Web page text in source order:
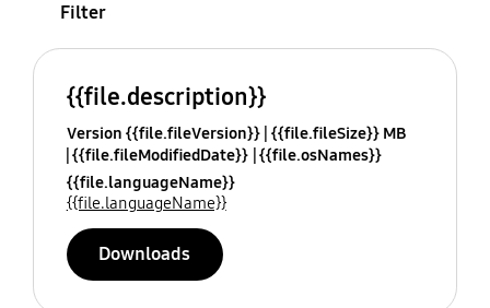
Filter
{{file.description}}
Version {{file.fileVersion}} {{file.fileSize}} MB
{{file.fileModifiedDate}} {{file.osNames}}
{{file.languageName}}
{{file.languageName}}
Downloads